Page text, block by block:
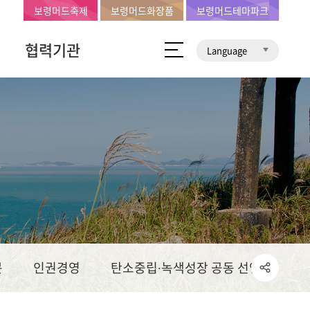
협력기관 Language
보령머드축제 보령머드화장품 보령머드테마파크
인권경영 탄소중립∙녹색성장 공동 선언문